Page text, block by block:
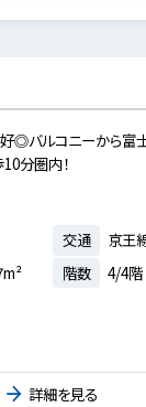
◎バルコニーから富
分圏内！
交通
京王
階数 4/4階
詳細を見る